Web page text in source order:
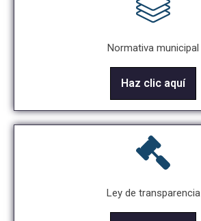
Normativa municipal
Haz clic aquí
Ley de transparencia